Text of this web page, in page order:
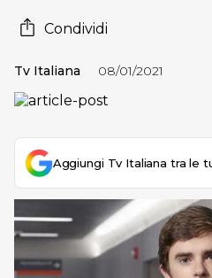
Condividi
Tv Italiana 08/01/2021
Aggiungi Tv Italiana tra le